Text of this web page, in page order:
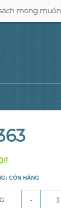
mong muốn
CÒN HÀNG
-